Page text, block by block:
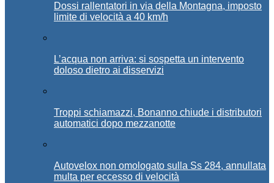
Dossi rallentatori in via della Montagna, imposto
limite di velocità a 40 km/h
L’acqua non arriva: si sospetta un intervento
doloso dietro ai disservizi
Troppi schiamazzi, Bonanno chiude i distributori
automatici dopo mezzanotte
Autovelox non omologato sulla Ss 284, annullata
multa per eccesso di velocità